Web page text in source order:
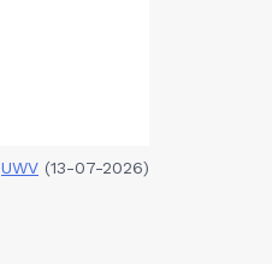
UWV (13-07-2026)